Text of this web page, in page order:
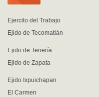
Ejercito del Trabajo
Ejido de Tecomatlán
Ejido de Tenería
Ejido de Zapata
Ejido Ixpuichapan
El Carmen